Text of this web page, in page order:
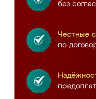
без
Честные
по